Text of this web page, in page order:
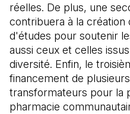
réelles. De plus, une
contribuera à la création
d'études pour soutenir
aussi ceux et celles
diversité. Enfin, le
financement de
transformateurs pour la
pharmacie